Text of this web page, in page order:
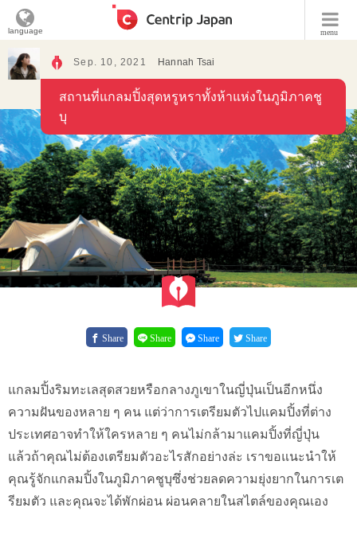
menu
language
Sep. 10, 2021 Hannah Tsai
สถานที่แกลมปิ้งสุดหรูหราทั้งห้าแห่งในภูมิภาคชู
บุ
Share Share Share Share
แกลมปิ้งริมทะเลสุดสวยหรือกลางภูเขาในญี่ปุ่นเป็นอีกหนึ่ง
ความฝันของหลาย ๆ คน แต่ว่าการเตรียมตัวไปแคมปิ้งที่ต่าง
ประเทศอาจทำให้ใครหลาย ๆ คนไม่กล้ามาแคมปิ้งที่ญี่ปุ่น
แล้วถ้าคุณไม่ต้องเตรียมตัวอะไรสักอย่างล่ะ เราขอแนะนำให้
คุณรู้จักแกลมปิ้งในภูมิภาคชูบุซึ่งช่วยลดความยุ่งยากในการเต
รียมตัว และคุณจะได้พักผ่อน ผ่อนคลายในสไตล์ของคุณเอง